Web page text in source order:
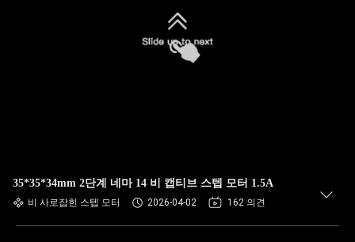
35*35*34mm 2단계 네마 14 비 캡티브 스텝 모터 1.5A
비 사로잡힌 스텝 모터 2026-04-02 162 의견